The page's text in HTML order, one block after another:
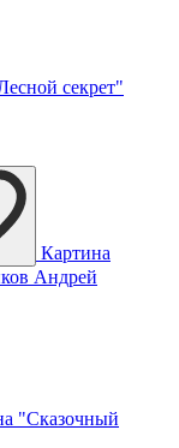
секрет"
Картина
Андрей
"Сказочный